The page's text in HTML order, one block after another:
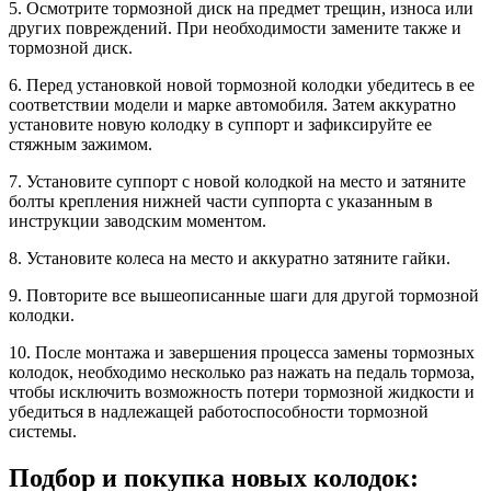
5. Осмотрите тормозной диск на предмет трещин, износа или
других повреждений. При необходимости замените также и
тормозной диск.
6. Перед установкой новой тормозной колодки убедитесь в ее
соответствии модели и марке автомобиля. Затем аккуратно
установите новую колодку в суппорт и зафиксируйте ее
стяжным зажимом.
7. Установите суппорт с новой колодкой на место и затяните
болты крепления нижней части суппорта с указанным в
инструкции заводским моментом.
8. Установите колеса на место и аккуратно затяните гайки.
9. Повторите все вышеописанные шаги для другой тормозной
колодки.
10. После монтажа и завершения процесса замены тормозных
колодок, необходимо несколько раз нажать на педаль тормоза,
чтобы исключить возможность потери тормозной жидкости и
убедиться в надлежащей работоспособности тормозной
системы.
Подбор и покупка новых колодок: